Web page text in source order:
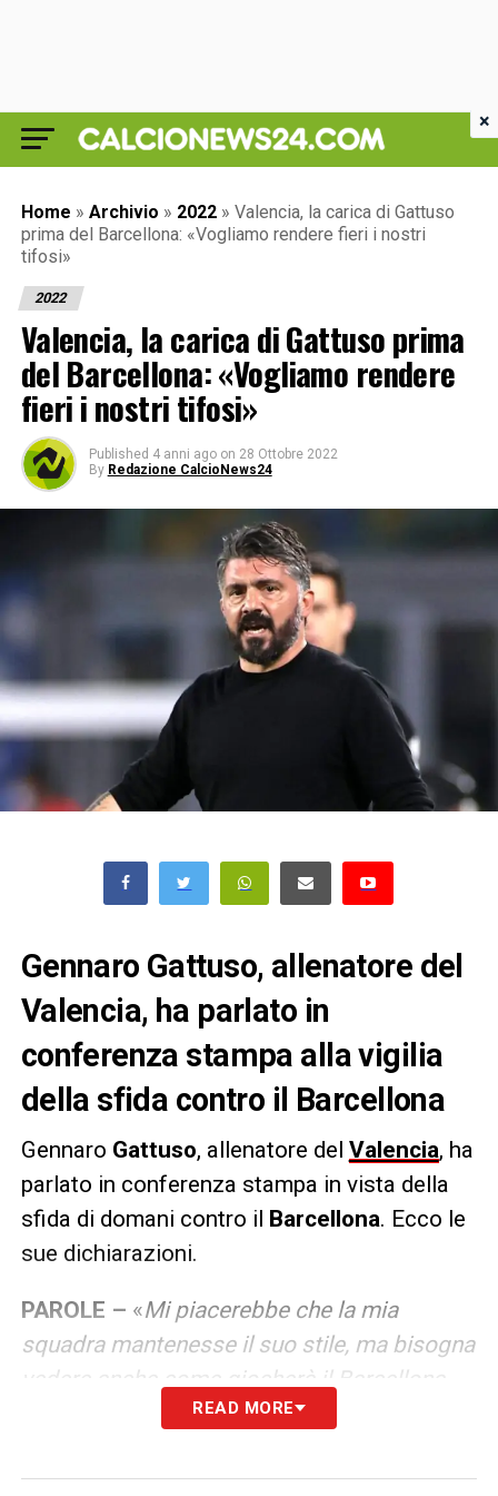
Home » Archivio » 2022 » Valencia, la carica di Gattuso
prima del Barcellona: «Vogliamo rendere fieri i nostri
tifosi»
2022
Valencia, la carica di Gattuso prima
del Barcellona: «Vogliamo rendere
fieri i nostri tifosi»
Published 4 anni ago on 28 Ottobre 2022
By Redazione CalcioNews24
Gennaro Gattuso, allenatore del
Valencia, ha parlato in
conferenza stampa alla vigilia
della sfida contro il Barcellona
Gennaro Gattuso, allenatore del Valencia, ha
parlato in conferenza stampa in vista della
sfida di domani contro il Barcellona. Ecco le
sue dichiarazioni.
PAROLE – «Mi piacerebbe che la mia
squadra mantenesse il suo stile, ma bisogna
vedere anche come giocherà il Barcellona.
Qui al Mestalla c’è sempre una grande
domani allo stadio, ci daranno forza. I nostri
READ MORE
×